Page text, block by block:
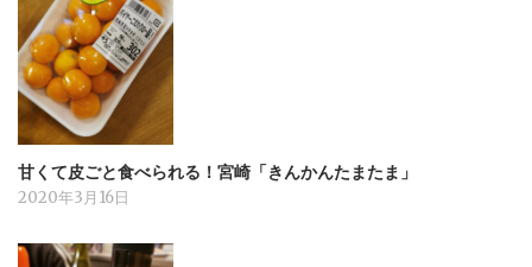
甘くて皮ごと食べられる！宮崎「きんかんたまたま」
2020年3月16日